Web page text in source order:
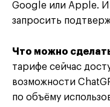
Google или Apple.
запросить
Что можно
тарифе сейчас
возможности
по объёму